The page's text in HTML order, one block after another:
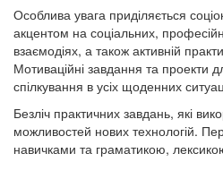
Особлива увага приділяється
акцентом на соціальних,
взаємодіях, а також активній
Мотиваційні завдання та проекти
спілкування в усіх щоденних
Безліч практичних завдань, які
можливостей нових технологій.
навичками та граматикою,